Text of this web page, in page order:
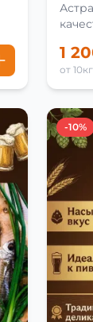
1
от 10кг
-10%